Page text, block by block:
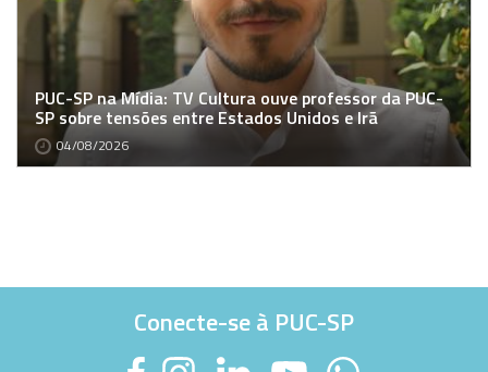
PUC-SP na Mídia: TV Cultura ouve professor da PUC-
SP sobre tensões entre Estados Unidos e Irã
04/08/2026
Conecte-se à PUC-SP